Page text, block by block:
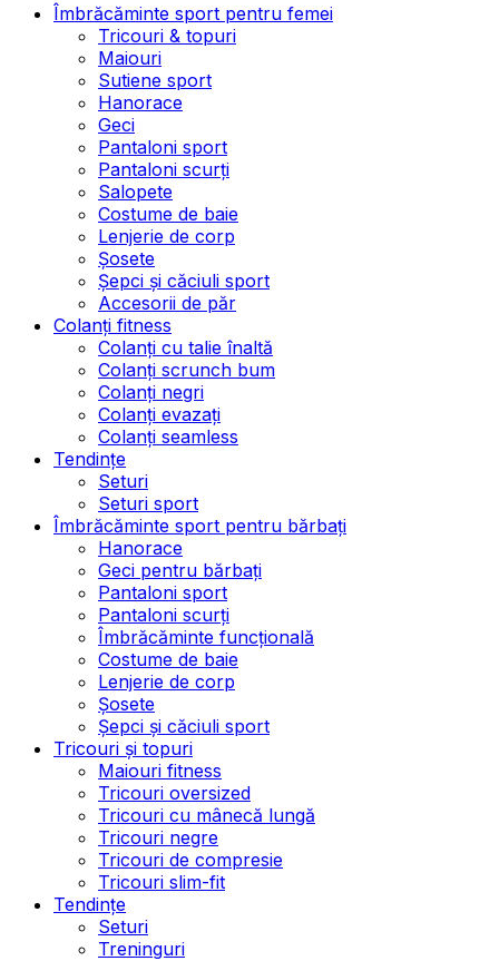
Îmbrăcăminte sport pentru femei
Tricouri & topuri
Maiouri
Sutiene sport
Hanorace
Geci
Pantaloni sport
Pantaloni scurți
Salopete
Costume de baie
Lenjerie de corp
Șosete
Șepci și căciuli sport
Accesorii de păr
Colanți fitness
Colanți cu talie înaltă
Colanți scrunch bum
Colanți negri
Colanți evazați
Colanți seamless
Tendințe
Seturi
Seturi sport
Îmbrăcăminte sport pentru bărbați
Hanorace
Geci pentru bărbați
Pantaloni sport
Pantaloni scurți
Îmbrăcăminte funcțională
Costume de baie
Lenjerie de corp
Șosete
Șepci și căciuli sport
Tricouri și topuri
Maiouri fitness
Tricouri oversized
Tricouri cu mânecă lungă
Tricouri negre
Tricouri de compresie
Tricouri slim-fit
Tendințe
Seturi
Treninguri